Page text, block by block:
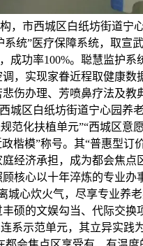
，市西城区白纸坊街道宁
统”医疗保障系统，取宣
成功率100%。聪慧监护系
，实现家眷近程取健康数
伤办理、芳喷鼻疗法及教
城区白纸坊街道宁心园养
范化扶植单元”“西城区意
楷模”称号。其“普惠型订
经济承担，成为都会焦点
核心以十年淬炼的专业办
城心炊火气，尽享专业养
硕的文娱勾当、代际交换
系示范单元，其立异实践